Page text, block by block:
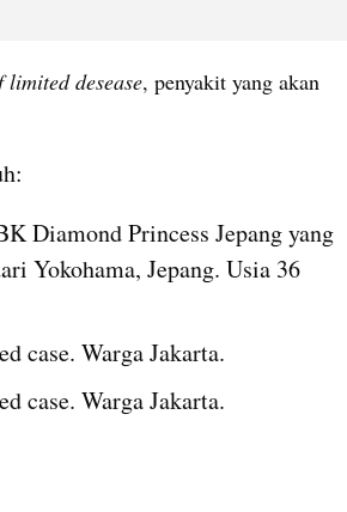
limited desease, penyakit yang akan
Diamond Princess Jepang yang
Yokohama, Jepang. Usia 36
case. Warga Jakarta.
case. Warga Jakarta.